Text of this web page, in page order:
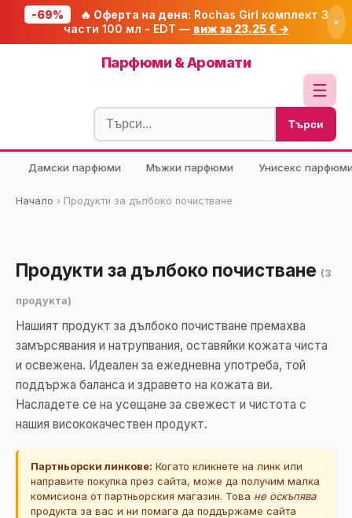
-69% 🔥 Оферта на деня: Rochas Girl комплект 3
части 100 мл - EDT — виж за 23.25 € → ×
Парфюми & Аромати
☰
Блог
🧮 Калкулатори
🔍 Намери продукт
🎁 Подарък
Търси
Дамски парфюми Мъжки парфюми Унисекс
Начало › Продукти за дълбоко почистване
Продукти за дълбоко почистване (3
продукта)
Нашият продукт за дълбоко почистване премахва
замърсявания и натрупвания, оставяйки кожата чиста
и освежена. Идеален за ежедневна употреба, той
поддържа баланса и здравето на кожата ви.
Насладете се на усещане за свежест и чистота с
нашия висококачествен продукт.
Партньорски линкове: Когато кликнете на линк или
направите покупка през сайта, може да получим малка
комисиона от партньорския магазин. Това не оскъпява
продукта за вас и ни помага да поддържаме сайта